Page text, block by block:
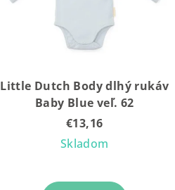
Little Dutch Body dlhý rukáv
Baby Blue veľ. 62
€13,16
Skladom